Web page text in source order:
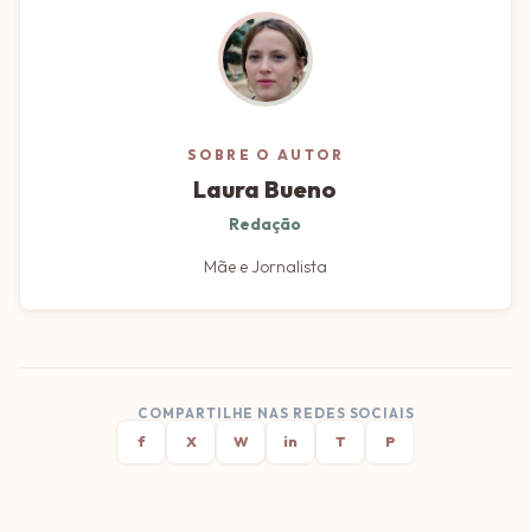
SOBRE O AUTOR
Laura Bueno
Redação
Mãe e Jornalista
COMPARTILHE NAS REDES SOCIAIS
f
X W in T P